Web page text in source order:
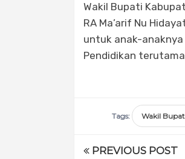
Wakil Bupati
RA Ma’arif Nu
untuk anak-
Pendidikan
Tags: Wakil
PREVIOUS POST